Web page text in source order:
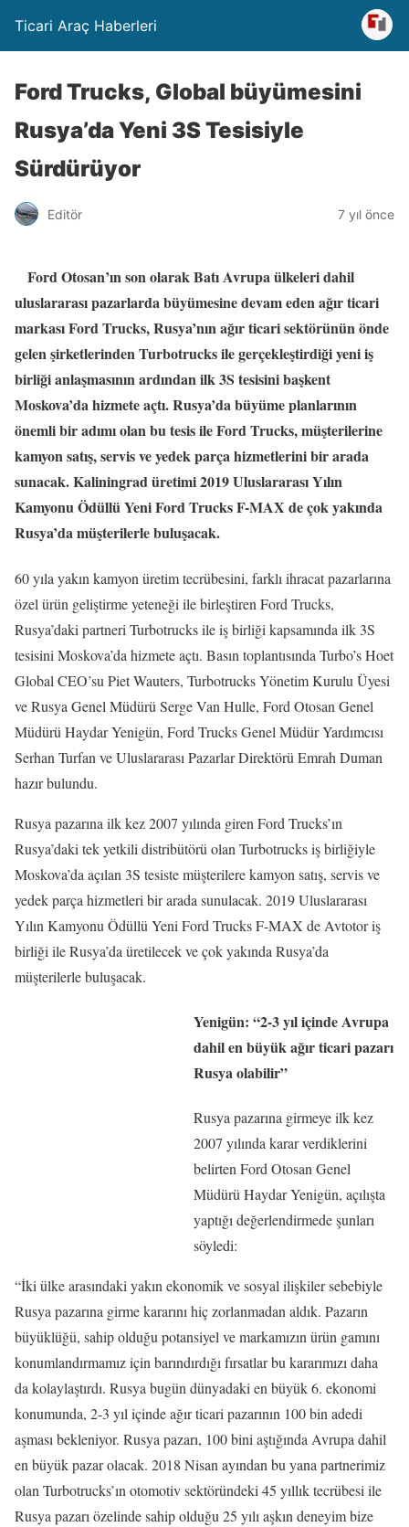
Ticari Araç Haberleri
Ford Trucks, Global büyümesini
Rusya’da Yeni 3S Tesisiyle
Sürdürüyor
Editör 7 yıl önce
Ford Otosan’ın son olarak Batı Avrupa ülkeleri dahil
uluslararası pazarlarda büyümesine devam eden ağır ticari
markası Ford Trucks, Rusya’nın ağır ticari sektörünün önde
gelen şirketlerinden Turbotrucks ile gerçekleştirdiği yeni iş
birliği anlaşmasının ardından ilk 3S tesisini başkent
Moskova’da hizmete açtı. Rusya’da büyüme planlarının
önemli bir adımı olan bu tesis ile Ford Trucks, müşterilerine
kamyon satış, servis ve yedek parça hizmetlerini bir arada
sunacak. Kaliningrad üretimi 2019 Uluslararası Yılın
Kamyonu Ödüllü Yeni Ford Trucks F-MAX de çok yakında
Rusya’da müşterilerle buluşacak.
60 yıla yakın kamyon üretim tecrübesini, farklı ihracat pazarlarına
özel ürün geliştirme yeteneği ile birleştiren Ford Trucks,
Rusya’daki partneri Turbotrucks ile iş birliği kapsamında ilk 3S
tesisini Moskova’da hizmete açtı. Basın toplantısında Turbo’s Hoet
Global CEO’su Piet Wauters, Turbotrucks Yönetim Kurulu Üyesi
ve Rusya Genel Müdürü Serge Van Hulle, Ford Otosan Genel
Müdürü Haydar Yenigün, Ford Trucks Genel Müdür Yardımcısı
Serhan Turfan ve Uluslararası Pazarlar Direktörü Emrah Duman
hazır bulundu.
Rusya pazarına ilk kez 2007 yılında giren Ford Trucks’ın
Rusya’daki tek yetkili distribütörü olan Turbotrucks iş birliğiyle
Moskova’da açılan 3S tesiste müşterilere kamyon satış, servis ve
yedek parça hizmetleri bir arada sunulacak. 2019 Uluslararası
Yılın Kamyonu Ödüllü Yeni Ford Trucks F-MAX de Avtotor iş
birliği ile Rusya’da üretilecek ve çok yakında Rusya’da
müşterilerle buluşacak.
Yenigün: “2-3 yıl içinde Avrupa
dahil en büyük ağır ticari pazarı
Rusya olabilir”
Rusya pazarına girmeye ilk kez
2007 yılında karar verdiklerini
belirten Ford Otosan Genel
Müdürü Haydar Yenigün, açılışta
yaptığı değerlendirmede şunları
söyledi:
“İki ülke arasındaki yakın ekonomik ve sosyal ilişkiler sebebiyle
Rusya pazarına girme kararını hiç zorlanmadan aldık. Pazarın
büyüklüğü, sahip olduğu potansiyel ve markamızın ürün gamını
konumlandırmamız için barındırdığı fırsatlar bu kararımızı daha
da kolaylaştırdı. Rusya bugün dünyadaki en büyük 6. ekonomi
konumunda, 2-3 yıl içinde ağır ticari pazarının 100 bin adedi
aşması bekleniyor. Rusya pazarı, 100 bini aştığında Avrupa dahil
en büyük pazar olacak. 2018 Nisan ayından bu yana partnerimiz
olan Turbotrucks’ın otomotiv sektöründeki 45 yıllık tecrübesi ile
Rusya pazarı özelinde sahip olduğu 25 yılı aşkın deneyim bize